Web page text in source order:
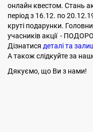
онлайн квестом. Стань
період з 16.12. по
круті подарунки.
учасників акції -
Дізнатися деталі та
А також слідкуйте за
Дякуємо, що Ви з нами!